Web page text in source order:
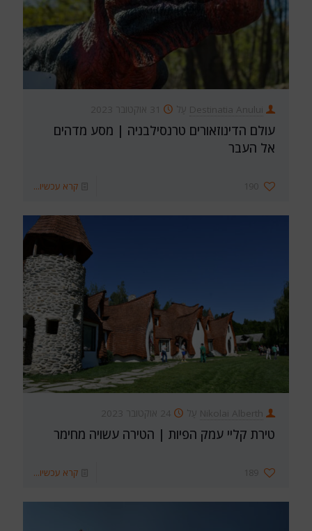
Destinatia Anului עַל 31 אוקטובר 2023
עולם הדינוזאורים טרנסילבניה | מסע מדהים
אל העבר
190 קרא עכשיו...
Nikolai Alberth עַל 24 אוקטובר 2023
טירת קליי עמק הפיות | הטירה עשויה מחימר
189 קרא עכשיו...